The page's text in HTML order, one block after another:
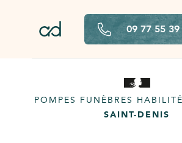
09 77 55 39
POMPES FUNÈBRES
SAINT-DENIS